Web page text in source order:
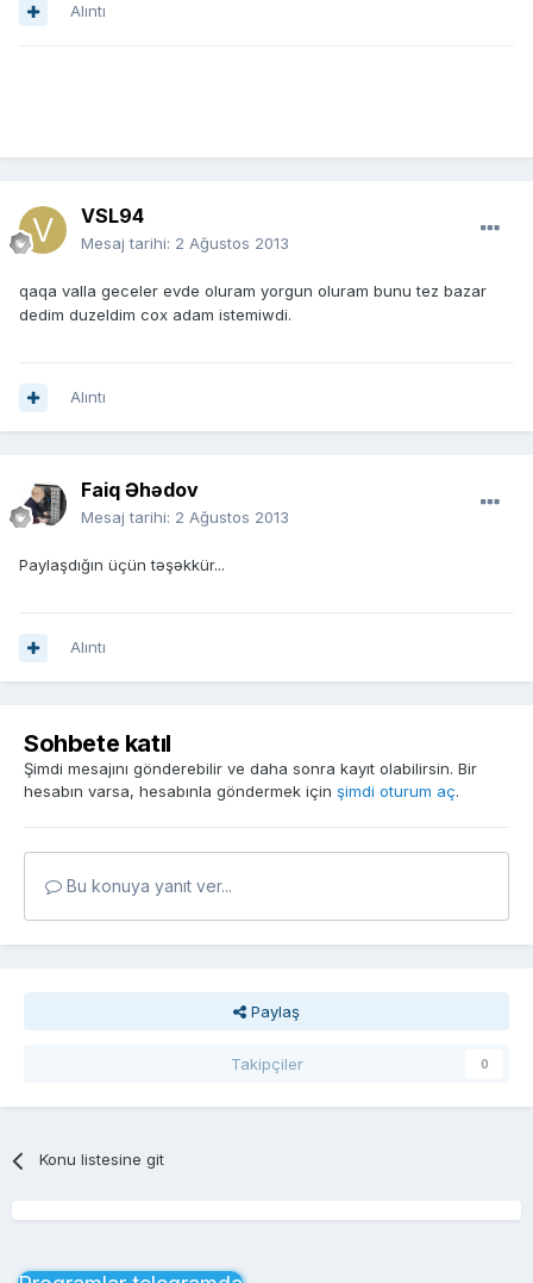
Alıntı
VSL94
Mesaj tarihi: 2 Ağustos 2013
qaqa valla geceler evde oluram yorgun oluram bunu tez bazar
dedim duzeldim cox adam istemiwdi.
Alıntı
Faiq Əhədov
Mesaj tarihi: 2 Ağustos 2013
Paylaşdığın üçün təşəkkür...
Alıntı
Sohbete katıl
Şimdi mesajını gönderebilir ve daha sonra kayıt olabilirsin. Bir
hesabın varsa, hesabınla göndermek için şimdi oturum aç.
Bu konuya yanıt ver...
Paylaş
Takipçiler 0
Konu listesine git